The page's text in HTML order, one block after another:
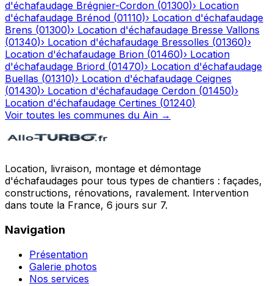
d'échafaudage Brégnier-Cordon (01300)› Location
d'échafaudage Brénod (01110)› Location d'échafaudage
Brens (01300)› Location d'échafaudage Bresse Vallons
(01340)› Location d'échafaudage Bressolles (01360)›
Location d'échafaudage Brion (01460)› Location
d'échafaudage Briord (01470)› Location d'échafaudage
Buellas (01310)› Location d'échafaudage Ceignes
(01430)› Location d'échafaudage Cerdon (01450)›
Location d'échafaudage Certines (01240)
Voir toutes les communes du Ain →
Location, livraison, montage et démontage
d'échafaudages pour tous types de chantiers : façades,
constructions, rénovations, ravalement. Intervention
dans toute la France, 6 jours sur 7.
Navigation
Présentation
Galerie photos
Nos services